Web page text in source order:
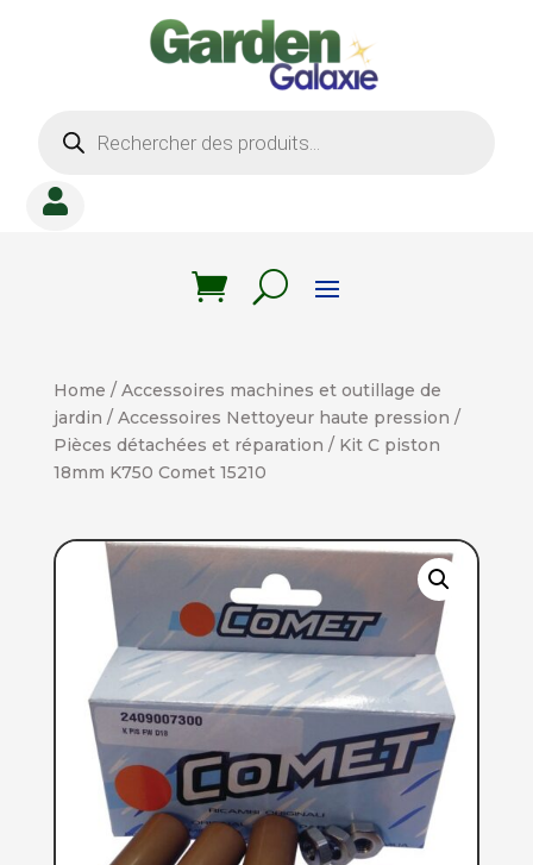
produits

Home / Accessoires machines et outillage de
jardin / Accessoires Nettoyeur haute pression /
Pièces détachées et réparation / Kit C piston
18mm K750 Comet 15210